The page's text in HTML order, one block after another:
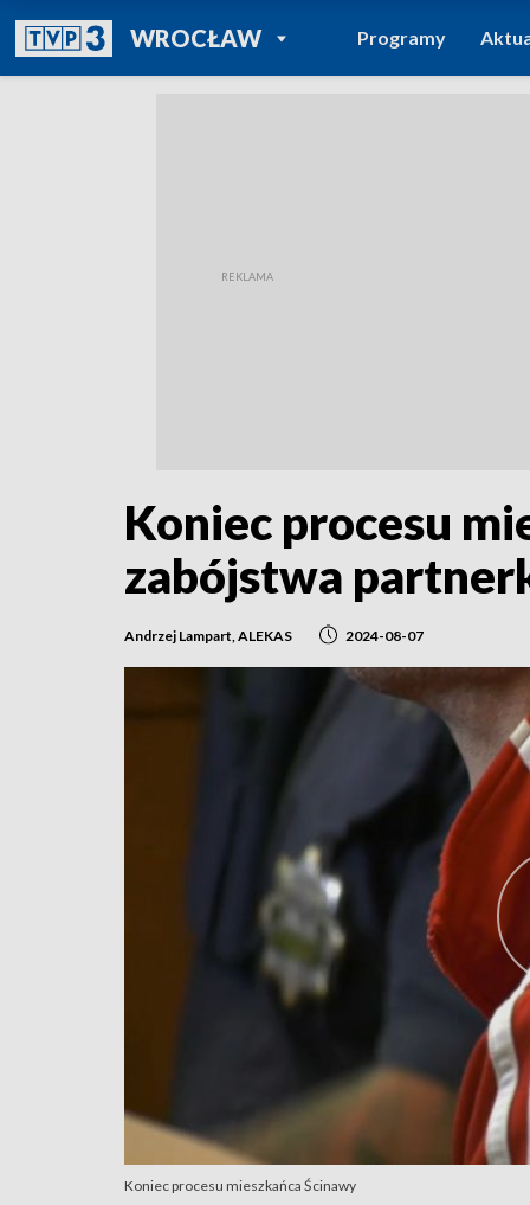
WROCŁAWPOWRÓT DO
TVP REGIONY
Programy
Koniec procesu
zabójstwa
Andrzej Lampart, ALEKAS 2024-08-07
Koniec procesu mieszkańca Ścinawy